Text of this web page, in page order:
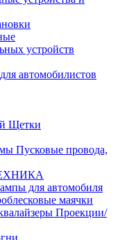
устройств
автомобилистов
Щетки
Пусковые провода,
для автомобиля
маячки
Проекции/